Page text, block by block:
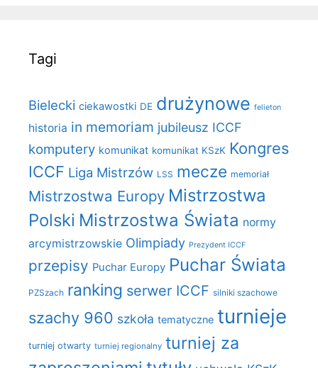
Tagi
Bielecki ciekawostki DE drużynowe felieton
historia in memoriam jubileusz ICCF
komputery komunikat komunikat KSzK Kongres
ICCF Liga Mistrzów LSS mecze memoriał
Mistrzostwa Europy Mistrzostwa
Polski Mistrzostwa Świata normy
arcymistrzowskie Olimpiady Prezydent ICCF
przepisy Puchar Europy Puchar Świata
PZSzach ranking serwer ICCF silniki szachowe
szachy 960 szkoła tematyczne turnieje
turniej otwarty turniej regionalny turniej za